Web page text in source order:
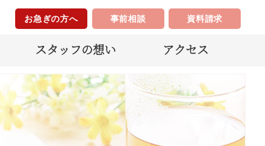
お急ぎの方へ 事前相談 資料請求
スタッフの想い アクセス